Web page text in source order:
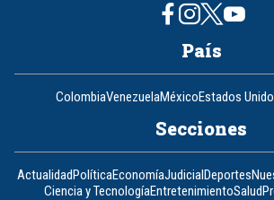
País
ColombiaVenezuelaMéxicoEstados
Secciones
ActualidadPolíticaEconomíaJudicialDeportes
Ciencia y TecnologíaEntretenimientoSalud